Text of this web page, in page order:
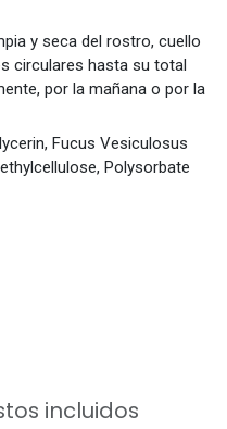
y seca del rostro, cuello
circulares hasta su total
por la mañana o por la
Fucus Vesiculosus
Polysorbate
incluidos